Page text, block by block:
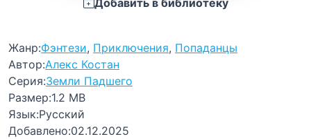
Добавить в библиотеку
Жанр:Фэнтези, Приключения, Попаданцы
Автор:Алекс Костан
Серия:Земли Падшего
Размер:1.2 MB
Язык:Русский
Добавлено:02.12.2025